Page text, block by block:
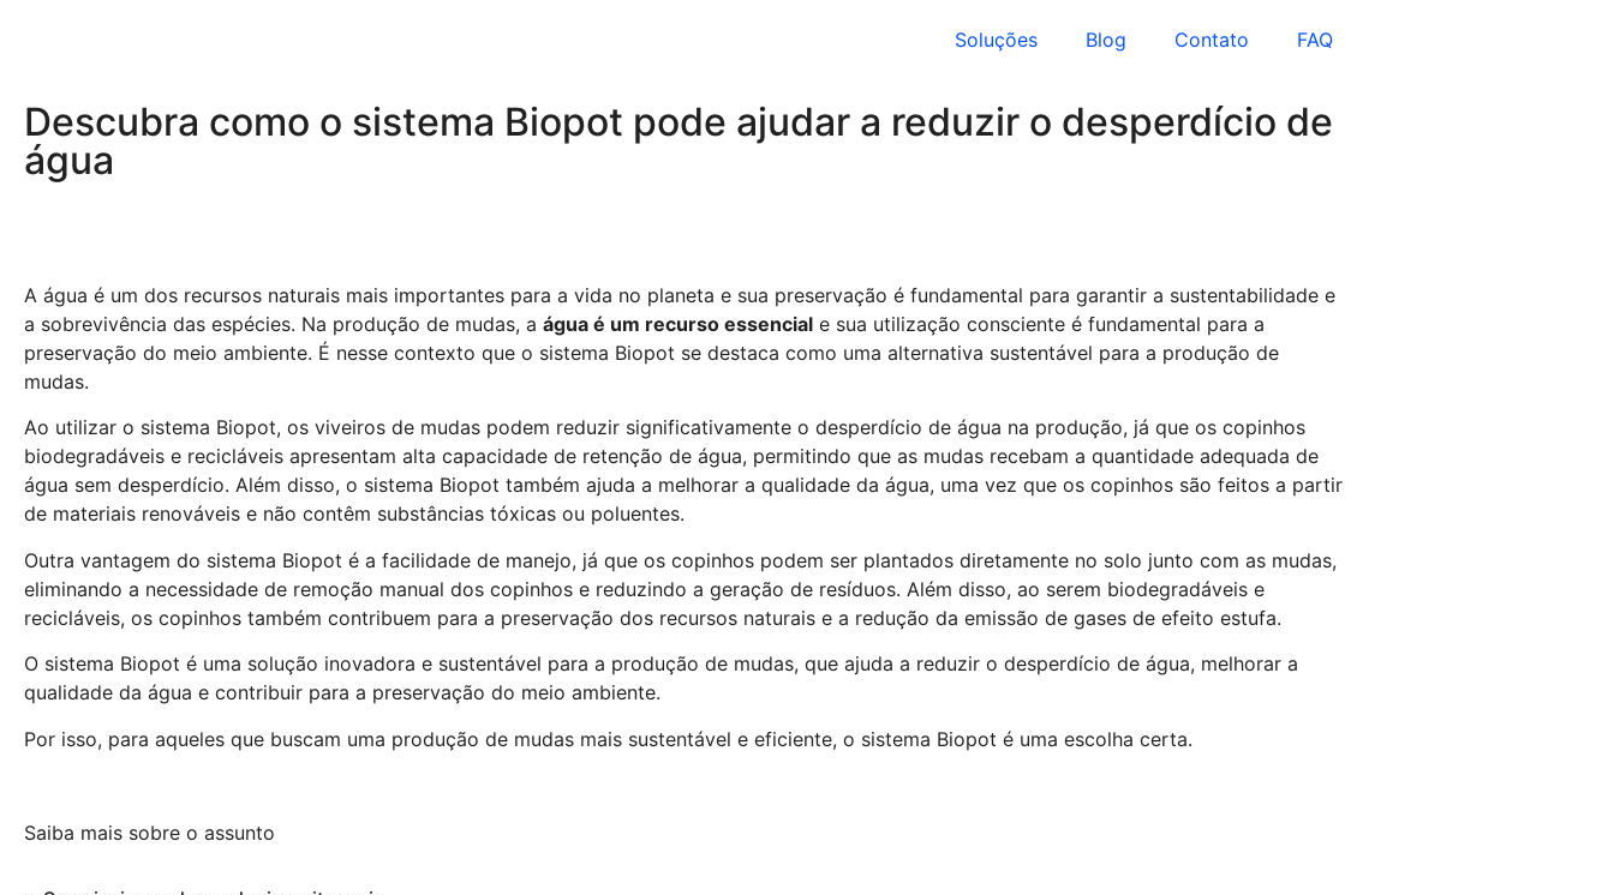
Soluções Blog Contato FAQ
Descubra como o sistema Biopot pode ajudar a reduzir o desperdício de
água
A água é um dos recursos naturais mais importantes para a vida no planeta e sua preservação é fundamental para garantir a sustentabilidade e
a sobrevivência das espécies. Na produção de mudas, a água é um recurso essencial e sua utilização consciente é fundamental para a
preservação do meio ambiente. É nesse contexto que o sistema Biopot se destaca como uma alternativa sustentável para a produção de
mudas.
Ao utilizar o sistema Biopot, os viveiros de mudas podem reduzir significativamente o desperdício de água na produção, já que os copinhos
biodegradáveis e recicláveis apresentam alta capacidade de retenção de água, permitindo que as mudas recebam a quantidade adequada de
água sem desperdício. Além disso, o sistema Biopot também ajuda a melhorar a qualidade da água, uma vez que os copinhos são feitos a partir
de materiais renováveis e não contêm substâncias tóxicas ou poluentes.
Outra vantagem do sistema Biopot é a facilidade de manejo, já que os copinhos podem ser plantados diretamente no solo junto com as mudas,
eliminando a necessidade de remoção manual dos copinhos e reduzindo a geração de resíduos. Além disso, ao serem biodegradáveis e
recicláveis, os copinhos também contribuem para a preservação dos recursos naturais e a redução da emissão de gases de efeito estufa.
O sistema Biopot é uma solução inovadora e sustentável para a produção de mudas, que ajuda a reduzir o desperdício de água, melhorar a
qualidade da água e contribuir para a preservação do meio ambiente.
Por isso, para aqueles que buscam uma produção de mudas mais sustentável e eficiente, o sistema Biopot é uma escolha certa.
Saiba mais sobre o assunto